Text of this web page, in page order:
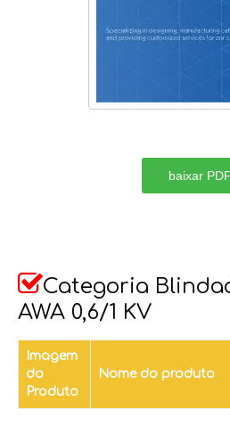
baixar PDF
Categoria
AWA 0,6/1 KV
Imagem
do
Produto
Nome do produto